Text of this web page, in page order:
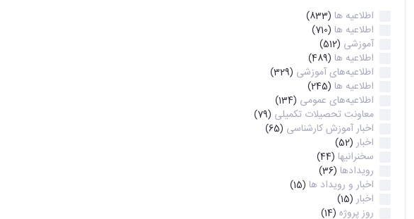
اطلاعیه ها (833)
اطلاعیه ها (710)
آموزشی (512)
اطلاعیه ها (489)
اطلاعیه‌های‌ آموزشی (329)
اطلاعیه ها (245)
اطلاعیه‌های عمومی (134)
معاونت تحصیلات تکمیلی (79)
اخبار آموزش کارشناسی (65)
اخبار (52)
سخنرانیها (44)
رویدادها (36)
اخبار و رویداد ها (15)
اخبار (15)
روز پروژه (14)